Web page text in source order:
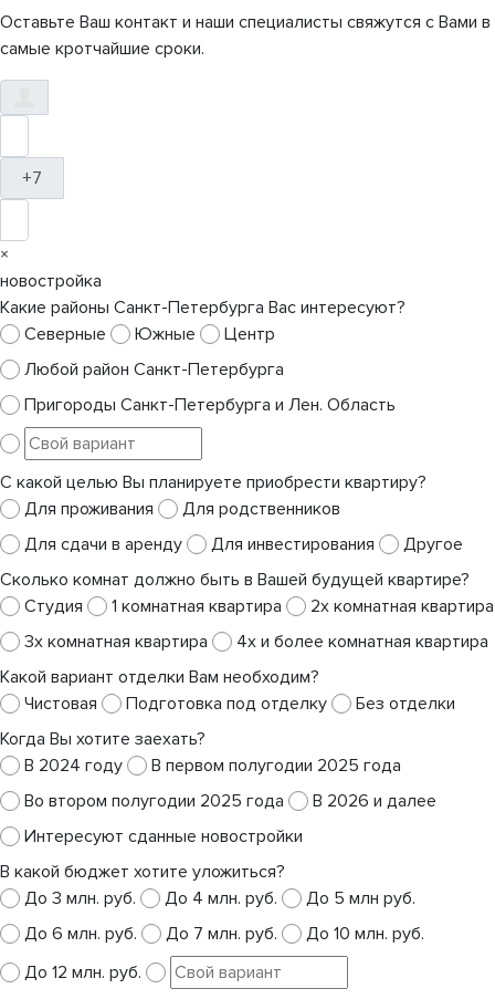
Оставьте Ваш контакт и наши специалисты свяжутся с Вами в
самые кротчайшие сроки.
+7
×
новостройка
Какие районы Санкт-Петербурга Вас интересуют?
Северные
Южные
Центр
Любой район Санкт-Петербурга
Пригороды Санкт-Петербурга и Лен. Область
С какой целью Вы планируете приобрести квартиру?
Для проживания
Для родственников
Для сдачи в аренду
Для инвестирования
Другое
Сколько комнат должно быть в Вашей будущей квартире?
Студия
1 комнатная квартира
2х комнатная квартира
3х комнатная квартира
4х и более комнатная квартира
Какой вариант отделки Вам необходим?
Чистовая
Подготовка под отделку
Без отделки
Когда Вы хотите заехать?
В 2024 году
В первом полугодии 2025 года
Во втором полугодии 2025 года
В 2026 и далее
Интересуют сданные новостройки
В какой бюджет хотите уложиться?
До 3 млн. руб.
До 4 млн. руб.
До 5 млн руб.
До 6 млн. руб.
До 7 млн. руб.
До 10 млн. руб.
До 12 млн. руб.